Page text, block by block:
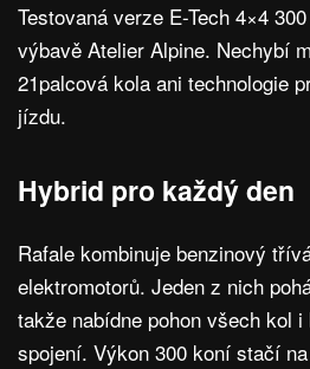
Testovaná verze E-Tech 4×4
výbavě Atelier Alpine. Nechybí
21palcová kola ani technologie
jízdu.
Hybrid pro každý den
Rafale kombinuje benzinový
elektromotorů. Jeden z nich
takže nabídne pohon všech kol
spojení. Výkon 300 koní stačí